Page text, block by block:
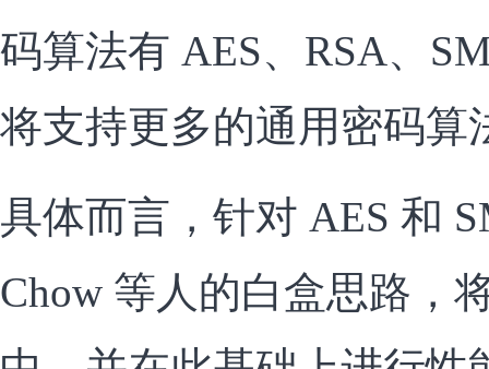
码算法有 AES、RSA、
将支持更多的通用密码算
具体而言，针对 AES 和
Chow 等人的白盒思路，